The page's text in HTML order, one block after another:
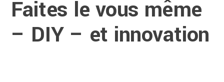
Faites le vous même
– DIY – et innovation